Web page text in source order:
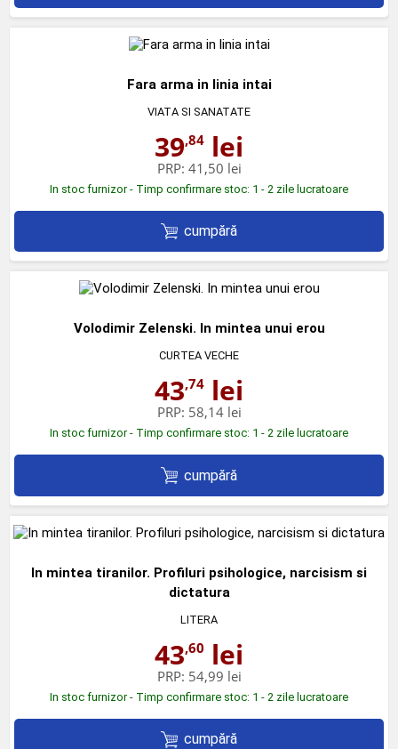
Fara arma in linia intai
VIATA SI SANATATE
39,84 lei
PRP: 41,50 lei
In stoc furnizor - Timp confirmare stoc: 1 - 2 zile lucratoare
cumpără
Volodimir Zelenski. In mintea unui erou
CURTEA VECHE
43,74 lei
PRP: 58,14 lei
In stoc furnizor - Timp confirmare stoc: 1 - 2 zile lucratoare
cumpără
In mintea tiranilor. Profiluri psihologice, narcisism si
dictatura
LITERA
43,60 lei
PRP: 54,99 lei
In stoc furnizor - Timp confirmare stoc: 1 - 2 zile lucratoare
cumpără